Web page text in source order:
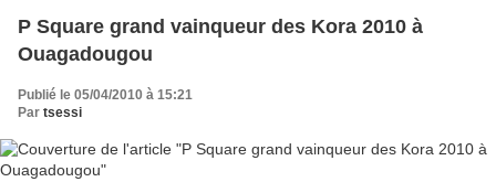
P Square grand vainqueur des Kora 2010 à
Ouagadougou
Publié le 05/04/2010 à 15:21
Par tsessi